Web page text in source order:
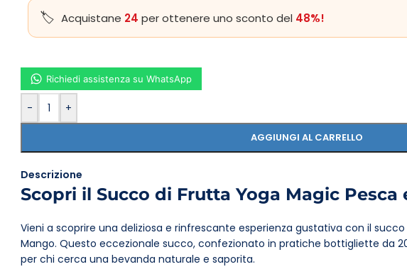
Acquistane 24 per ottenere uno sconto del 48%!
- +
AGGIUNGI AL CARRELLO
Richiedi assistenza su WhatsApp
Descrizione
Scopri il Succo di Frutta Yoga Magic Pesca
Vieni a scoprire una deliziosa e rinfrescante esperienza gustativa con il
Mango. Questo eccezionale succo, confezionato in pratiche bottigliette da
per chi cerca una bevanda naturale e saporita.